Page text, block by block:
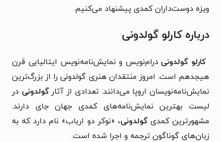
ویزه دوست‌داران کمدی پیشنهاد می‌کنیم.
درباره کارلو گولدونی
کارلو گولدونی درام‌نویس و نمایش‌نامه‌نویس ایتالیایی قرن
هیجدهم است. امروز منتقدان هنری گولدونی را از بزرگ‌ترین
نمایش‌نامه‌نویسان اروپا می‌دانند. تعدادی از آثارگولدونی در
لیست بهترین نمایش‌نامه‌های کمدی جهان جای دارند.
مشهورترین کمدیگولدونی، «نوکر دو ارباب» نام دارد که به
زبان‌های گوناگون ترجمه و اجرا شده است.